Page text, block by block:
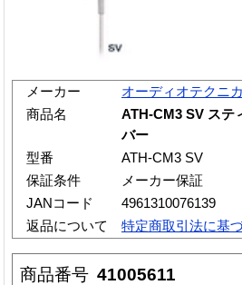
メーカー
オーディオテクニ
商品名
ATH-CM3 SV ステ
バー
型番
ATH-CM3 SV
保証条件
メーカー保証
JANコード
4961310076139
返品について
特定商取引法に基
商品番号 41005611